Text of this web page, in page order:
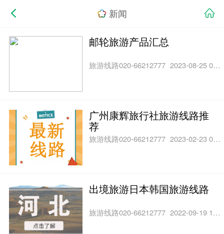
新闻
邮轮旅游产品汇总
旅游线路020-66212777 2023-08-25 02:10
广州康辉旅行社旅游线路推
荐
旅游线路020-66212777 2023-02-23 05:45
出境旅游日本韩国旅游线路
旅游线路020-66212777 2022-09-19 12:24